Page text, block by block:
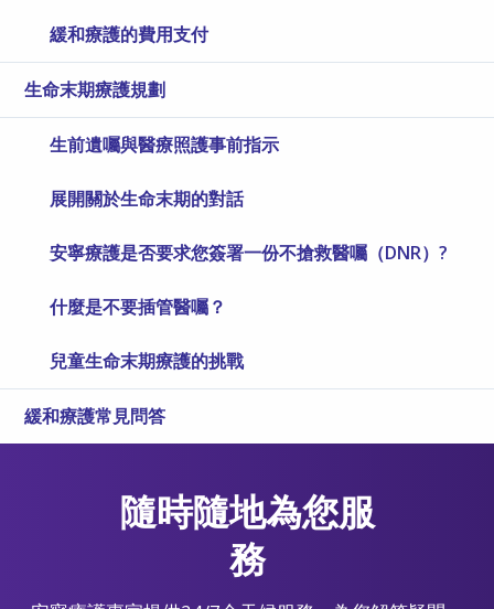
緩和療護的費用支付
生命末期療護規劃
生前遺囑與醫療照護事前指示
展開關於生命末期的對話
安寧療護是否要求您簽署一份不搶救醫囑（DNR）?
什麼是不要插管醫囑？
兒童生命末期療護的挑戰
緩和療護常見問答
隨時隨地為您服
務